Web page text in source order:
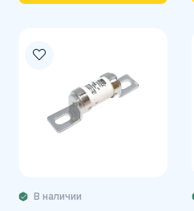
В наличии